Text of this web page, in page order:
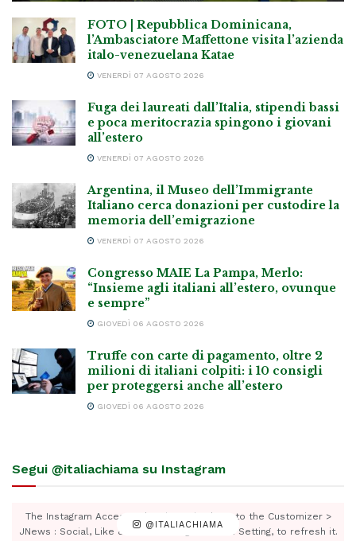
FOTO | Repubblica Dominicana,
l’Ambasciatore Maffettone visita l’azienda
italo-venezuelana Katae
VENERDÌ 07 AGOSTO 2026
Fuga dei laureati dall’Italia, stipendi bassi
e poca meritocrazia spingono i giovani
all’estero
VENERDÌ 07 AGOSTO 2026
Argentina, il Museo dell’Immigrante
Italiano cerca donazioni per custodire la
memoria dell’emigrazione
VENERDÌ 07 AGOSTO 2026
Congresso MAIE La Pampa, Merlo:
“Insieme agli italiani all’estero, ovunque
e sempre”
GIOVEDÌ 06 AGOSTO 2026
Truffe con carte di pagamento, oltre 2
milioni di italiani colpiti: i 10 consigli
per proteggersi anche all’estero
GIOVEDÌ 06 AGOSTO 2026
Segui @italiachiama su Instagram
@ITALIACHIAMA
The Instagram Access Token is expired, Go to the Customizer >
JNews : Social, Like & View > Instagram Feed Setting, to refresh it.